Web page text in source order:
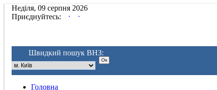
Неділя, 09 серпня 2026
Приєднуйтесь:
. .
Швидкий пошук ВНЗ:
Головна